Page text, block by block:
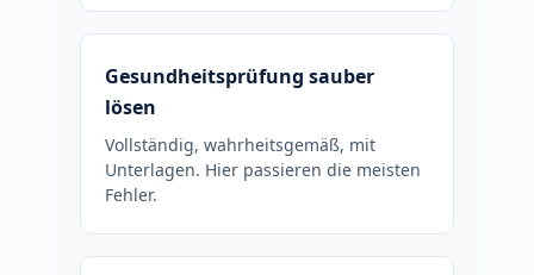
Gesundheitsprüfung sauber
lösen
Vollständig, wahrheitsgemäß, mit
Unterlagen. Hier passieren die meisten
Fehler.